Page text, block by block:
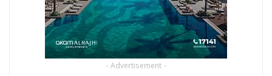
- Advertisement -